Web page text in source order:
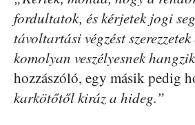
fordultatok, és kérjetek jogi
távoltartási végzést
komolyan veszélyesnek
hozzászóló, egy másik pedig
karkötőtől kiráz a hideg.”